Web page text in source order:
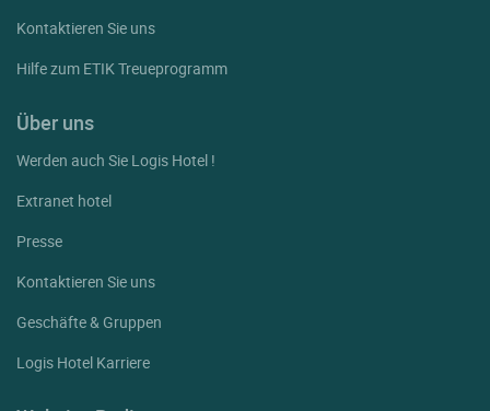
Kontaktieren Sie uns
Hilfe zum ETIK Treueprogramm
Über uns
Werden auch Sie Logis Hotel !
Extranet hotel
Presse
Kontaktieren Sie uns
Geschäfte & Gruppen
Logis Hotel Karriere